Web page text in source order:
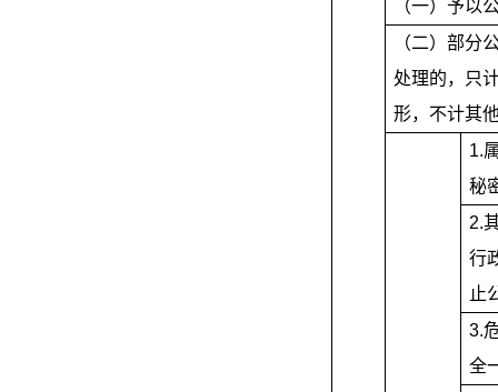
（一）予以
（二）部分
处理的，只
形，不计其
1.
秘
2.
行
止
3.
全